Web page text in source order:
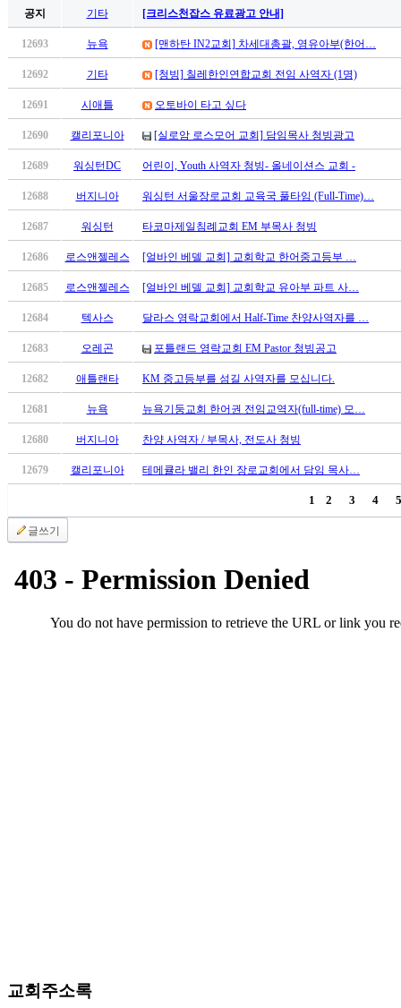
minky
합
체
안
브
국
주
야
우
비
아
탑-
릴
지
입
발
부
트
공지 기타 [크리스천잡스 유료광고 안내]
12693 뉴욕 [맨하탄 IN2교회] 차세대총괄, 영유아부(한어…
12692 기타 [청빙] 칠레한인연합교회 전임 사역자 (1명)
12691 시애틀 오토바이 타고 싶다
12690 캘리포니아 [실로암 로스모어 교회] 담임목사 청빙광고
12689 워싱턴DC 어린이, Youth 사역자 청빙- 올네이션스 교회 -
12688 버지니아 워싱턴 서울장로교회 교육국 풀타임 (Full-Time)…
12687 워싱턴 타코마제일침례교회 EM 부목사 청빙
12686 로스앤젤레스 [얼바인 베델 교회] 교회학교 한어중고등부 …
12685 로스앤젤레스 [얼바인 베델 교회] 교회학교 유아부 파트 사…
12684 텍사스 달라스 영락교회에서 Half-Time 찬양사역자를 …
12683 오레곤 포틀랜드 영락교회 EM Pastor 청빙공고
12682 애틀랜타 KM 중고등부를 섬길 사역자를 모십니다.
12681 뉴욕 뉴욕기둥교회 한어권 전임교역자(full-time) 모…
12680 버지니아 찬양 사역자 / 부목사, 전도사 청빙
12679 캘리포니아 테메큘라 밸리 한인 장로교회에서 담임 목사…
1 2 3 4 5
글쓰기
교회주소록